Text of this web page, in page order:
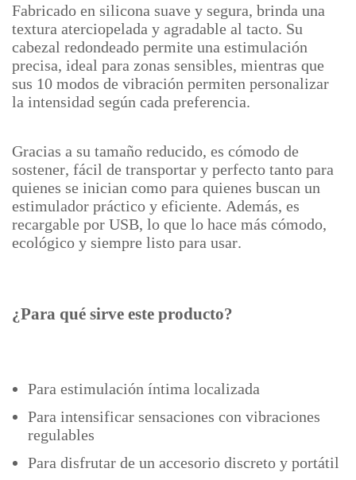
Fabricado en silicona suave y segura, brinda una
textura aterciopelada y agradable al tacto. Su
cabezal redondeado permite una estimulación
precisa, ideal para zonas sensibles, mientras que
sus 10 modos de vibración permiten personalizar
la intensidad según cada preferencia.
Gracias a su tamaño reducido, es cómodo de
sostener, fácil de transportar y perfecto tanto para
quienes se inician como para quienes buscan un
estimulador práctico y eficiente. Además, es
recargable por USB, lo que lo hace más cómodo,
ecológico y siempre listo para usar.
¿Para qué sirve este producto?
Para estimulación íntima localizada
Para intensificar sensaciones con vibraciones
regulables
Para disfrutar de un accesorio discreto y portátil